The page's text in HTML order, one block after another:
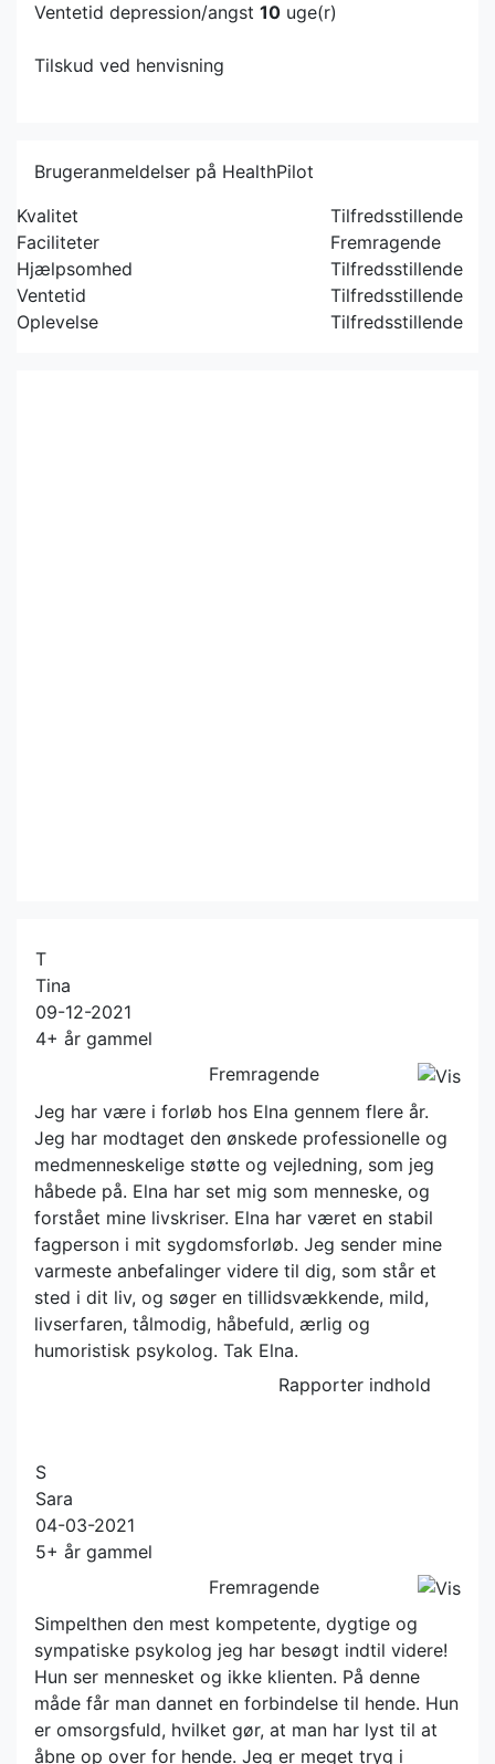
Ventetid depression/angst 10 uge(r)
Tilskud ved henvisning
Brugeranmeldelser på HealthPilot
Kvalitet
Tilfredsstillende
Faciliteter
Fremragende
Hjælpsomhed
Tilfredsstillende
Ventetid
Tilfredsstillende
Oplevelse
Tilfredsstillende
T
Tina
09-12-2021
4+ år gammel
Fremragende
Jeg har være i forløb hos Elna gennem flere år.
Jeg har modtaget den ønskede professionelle og
medmenneskelige støtte og vejledning, som jeg
håbede på. Elna har set mig som menneske, og
forstået mine livskriser. Elna har været en stabil
fagperson i mit sygdomsforløb. Jeg sender mine
varmeste anbefalinger videre til dig, som står et
sted i dit liv, og søger en tillidsvækkende, mild,
livserfaren, tålmodig, håbefuld, ærlig og
humoristisk psykolog. Tak Elna.
Rapporter indhold
S
Sara
04-03-2021
5+ år gammel
Fremragende
Simpelthen den mest kompetente, dygtige og
sympatiske psykolog jeg har besøgt indtil videre!
Hun ser mennesket og ikke klienten. På denne
måde får man dannet en forbindelse til hende. Hun
er omsorgsfuld, hvilket gør, at man har lyst til at
åbne op over for hende. Jeg er meget tryg i